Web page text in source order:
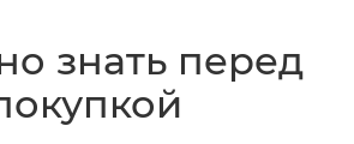
знать перед